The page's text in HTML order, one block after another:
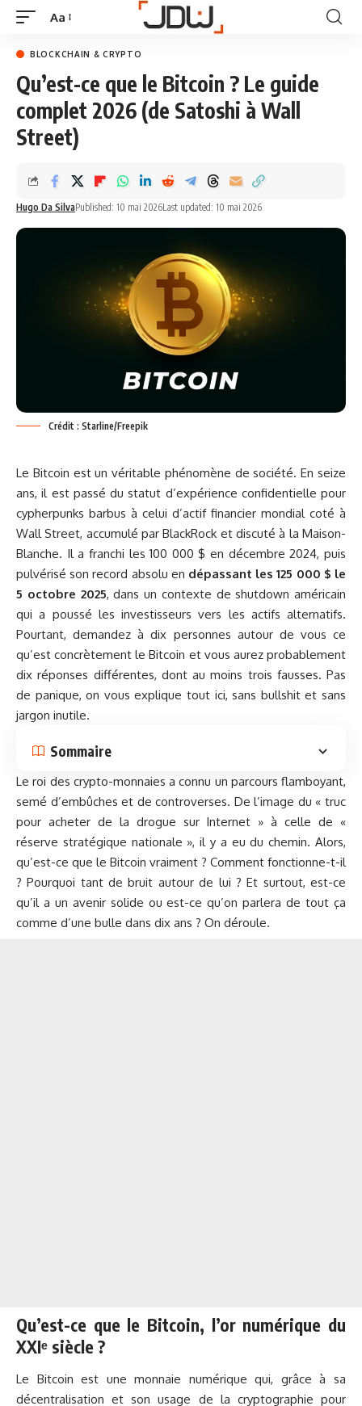
Aa
BLOCKCHAIN & CRYPTO
Qu’est-ce que le Bitcoin ? Le guide
complet 2026 (de Satoshi à Wall
Street)
Hugo Da SilvaPublished: 10 mai 2026Last updated: 10 mai 2026
Crédit : Starline/Freepik
Le Bitcoin est un véritable phénomène de société. En seize
ans, il est passé du statut d’expérience confidentielle pour
cypherpunks barbus à celui d’actif financier mondial coté à
Wall Street, accumulé par BlackRock et discuté à la Maison-
Blanche. Il a franchi les 100 000 $ en décembre 2024, puis
pulvérisé son record absolu en dépassant les 125 000 $ le
5 octobre 2025, dans un contexte de shutdown américain
qui a poussé les investisseurs vers les actifs alternatifs.
Pourtant, demandez à dix personnes autour de vous ce
qu’est concrètement le Bitcoin et vous aurez probablement
dix réponses différentes, dont au moins trois fausses. Pas
de panique, on vous explique tout ici, sans bullshit et sans
jargon inutile.
Sommaire
Le roi des crypto-monnaies a connu un parcours flamboyant,
semé d’embûches et de controverses. De l’image du « truc
pour acheter de la drogue sur Internet » à celle de «
réserve stratégique nationale », il y a eu du chemin. Alors,
qu’est-ce que le Bitcoin vraiment ? Comment fonctionne-t-il
? Pourquoi tant de bruit autour de lui ? Et surtout, est-ce
qu’il a un avenir solide ou est-ce qu’on parlera de tout ça
comme d’une bulle dans dix ans ? On déroule.
Qu’est-ce que le Bitcoin, l’or numérique du
XXIᵉ siècle ?
Le Bitcoin est une monnaie numérique qui, grâce à sa
décentralisation et son usage de la cryptographie pour